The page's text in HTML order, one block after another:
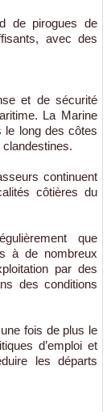
de pirogues de
avec des
et de sécurité
La Marine
le long des côtes
continuent
côtières du
que
à de nombreux
par des
des conditions
fois de plus le
d’emploi et
les départs